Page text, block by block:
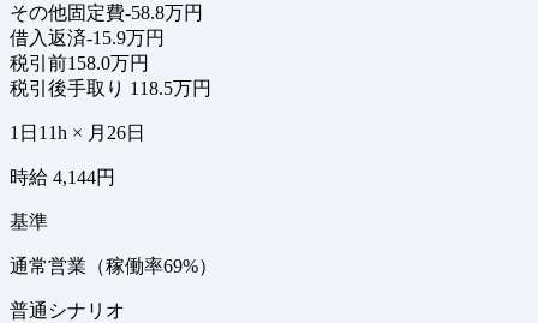
その他固定費-58.8万円
借入返済-15.9万円
税引前158.0万円
税引後手取り 118.5万円
1日11h × 月26日
時給 4,144円
基準
通常営業（稼働率69%）
普通シナリオ